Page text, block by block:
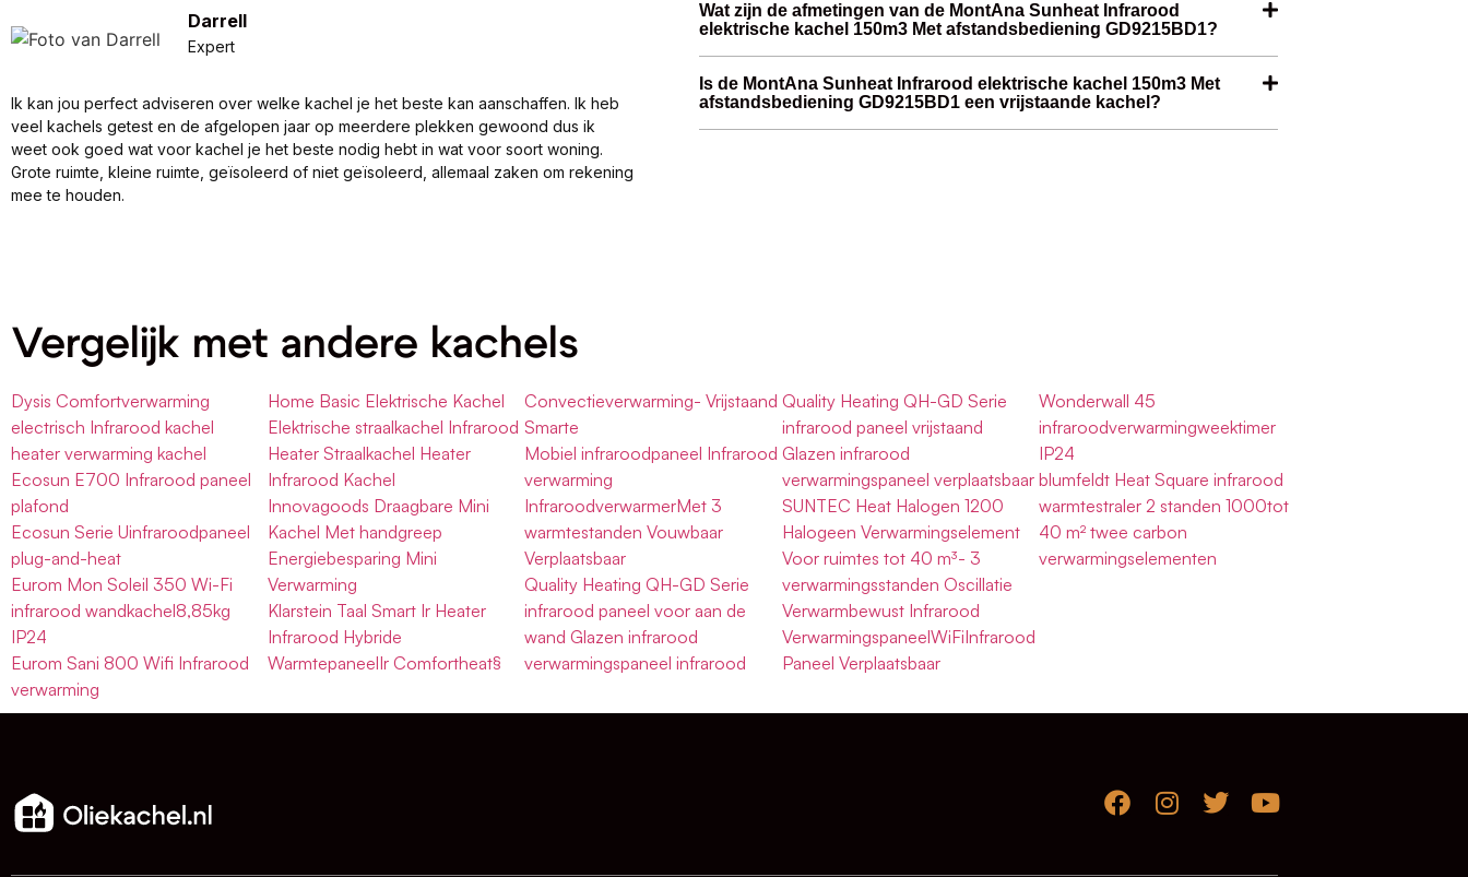
Darrell
Expert
Ik kan jou perfect adviseren over welke kachel je het beste kan aanschaffen. Ik heb
veel kachels getest en de afgelopen jaar op meerdere plekken gewoond dus ik
weet ook goed wat voor kachel je het beste nodig hebt in wat voor soort woning.
Grote ruimte, kleine ruimte, geïsoleerd of niet geïsoleerd, allemaal zaken om rekening
mee te houden.
Wat zijn de afmetingen van de MontAna Sunheat Infrarood
elektrische kachel 150m3 Met afstandsbediening GD9215BD1?
Is de MontAna Sunheat Infrarood elektrische kachel 150m3 Met
afstandsbediening GD9215BD1 een vrijstaande kachel?
Vergelijk met andere kachels
Dysis Comfortverwarming
electrisch Infrarood kachel
heater verwarming kachel
Ecosun E700 Infrarood paneel
plafond
Ecosun Serie Uinfraroodpaneel
plug-and-heat
Eurom Mon Soleil 350 Wi-Fi
infrarood wandkachel8,85kg
IP24
Eurom Sani 800 Wifi Infrarood
verwarming
Home Basic Elektrische Kachel
Elektrische straalkachel Infrarood
Heater Straalkachel Heater
Infrarood Kachel
Innovagoods Draagbare Mini
Kachel Met handgreep
Energiebesparing Mini
Verwarming
Klarstein Taal Smart Ir Heater
Infrarood Hybride
WarmtepaneelIr Comfortheat§
Convectieverwarming- Vrijstaand
Smarte
Mobiel infraroodpaneel Infrarood
verwarming
InfraroodverwarmerMet 3
warmtestanden Vouwbaar
Verplaatsbaar
Quality Heating QH-GD Serie
infrarood paneel voor aan de
wand Glazen infrarood
verwarmingspaneel infrarood
Quality Heating QH-GD Serie
infrarood paneel vrijstaand
Glazen infrarood
verwarmingspaneel verplaatsbaar
SUNTEC Heat Halogen 1200
Halogeen Verwarmingselement
Voor ruimtes tot 40 m³- 3
verwarmingsstanden Oscillatie
Verwarmbewust Infrarood
VerwarmingspaneelWiFiInfrarood
Paneel Verplaatsbaar
Wonderwall 45
infraroodverwarmingweektimer
IP24
blumfeldt Heat Square infrarood
warmtestraler 2 standen 1000tot
40 m² twee carbon
verwarmingselementen